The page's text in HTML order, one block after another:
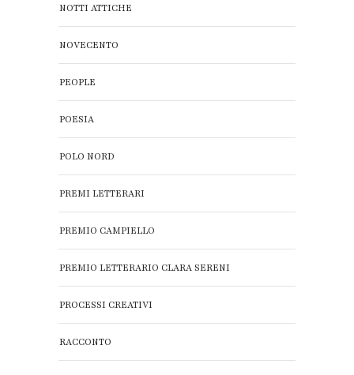
NOTTI ATTICHE
NOVECENTO
PEOPLE
POESIA
POLO NORD
PREMI LETTERARI
PREMIO CAMPIELLO
PREMIO LETTERARIO CLARA SERENI
PROCESSI CREATIVI
RACCONTO